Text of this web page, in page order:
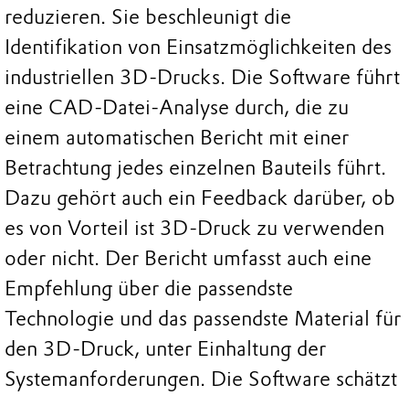
reduzieren. Sie beschleunigt die
Identifikation von Einsatzmöglichkeiten des
industriellen 3D-Drucks. Die Software führt
eine CAD-Datei-Analyse durch, die zu
einem automatischen Bericht mit einer
Betrachtung jedes einzelnen Bauteils führt.
Dazu gehört auch ein Feedback darüber, ob
es von Vorteil ist 3D-Druck zu verwenden
oder nicht. Der Bericht umfasst auch eine
Empfehlung über die passendste
Technologie und das passendste Material für
den 3D-Druck, unter Einhaltung der
Systemanforderungen. Die Software schätzt